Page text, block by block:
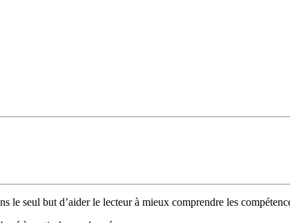
le seul but d’aider le lecteur à mieux comprendre les